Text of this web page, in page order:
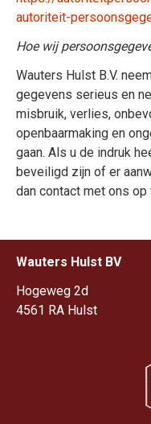
autoriteit-
Hoe wij
Wauters Hulst B.V.
gegevens serieus en
misbruik, verlies,
openbaarmaking en
gaan. Als u de indruk
beveiligd zijn of er
dan contact met ons
Wauters Hulst BV
Hogeweg 2d
4561 RA Hulst